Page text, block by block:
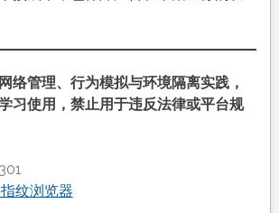
络管理、行为模拟与环境隔离实践，
习使用，禁止用于违反法律或平台规
301
纹浏览器